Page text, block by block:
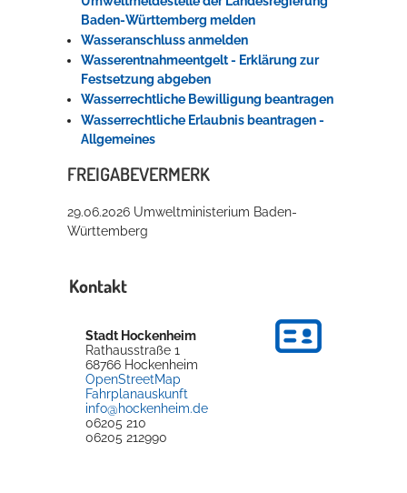
Baden-Württemberg melden
Wasseranschluss anmelden
Wasserentnahmeentgelt - Erklärung zur
Festsetzung abgeben
Wasserrechtliche Bewilligung beantragen
Wasserrechtliche Erlaubnis beantragen -
Allgemeines
FREIGABEVERMERK
29.06.2026 Umweltministerium Baden-
Württemberg
Kontakt
Stadt Hockenheim
Rathausstraße 1
68766 Hockenheim
OpenStreetMap
Fahrplanauskunft
info@hockenheim.de
06205 210
06205 212990